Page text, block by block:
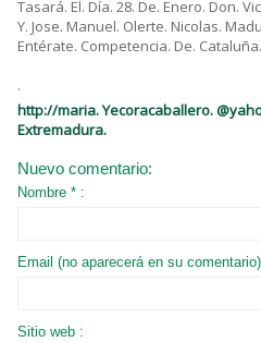
Tasará. El. Día. 28. De. Enero. Don.
Y. Jose. Manuel. Olerte. Nicolas.
Entérate. Competencia. De.
.
http://maria. Yecoracaballero.
Extremadura.
Nuevo comentario:
Nombre * :
Email (no aparecerá en su
Sitio web :